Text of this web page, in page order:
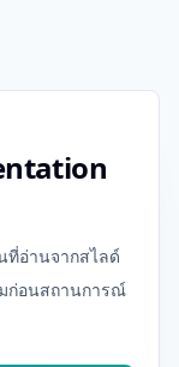
ที่อ่านจากสไลด์
ก่อนสถานการณ์